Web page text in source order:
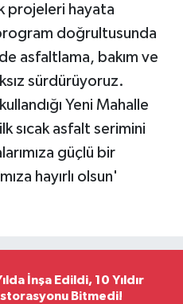
projeleri hayata
doğrultusunda
asfaltlama, bakım ve
sürdürüyoruz.
Yeni Mahalle
sıcak asfalt serimini
güçlü bir
hayırlı olsun'
İnşa Edildi, 10 Yıldır
Bitmedi!